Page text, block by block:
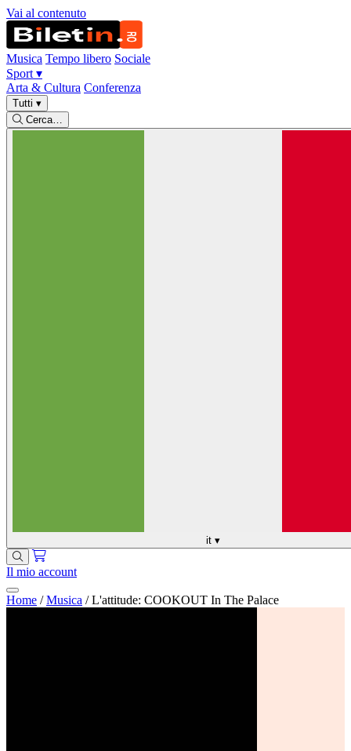
Vai al contenuto
Musica Tempo libero Sociale
Sport ▾
Arta & Cultura Conferenza
Tutti ▾
Cerca…
it ▾
Il mio account
Home / Musica / L'attitude: COOKOUT In The Palace